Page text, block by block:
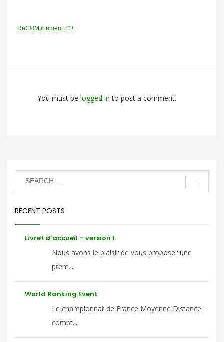
ReCOMfinement n°3
You must be logged into post a comment.
RECENT POSTS
Livret d’accueil – version 1
Nous avons le plaisir de vous proposer une
prem...
World Ranking Event
Le championnat de France Moyenne Distance
compt...